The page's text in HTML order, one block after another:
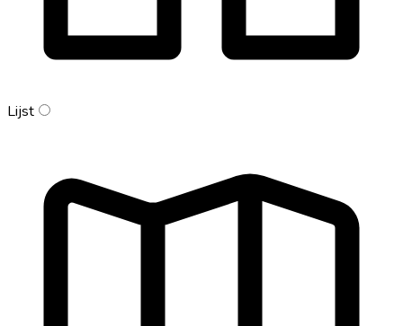
Lijst